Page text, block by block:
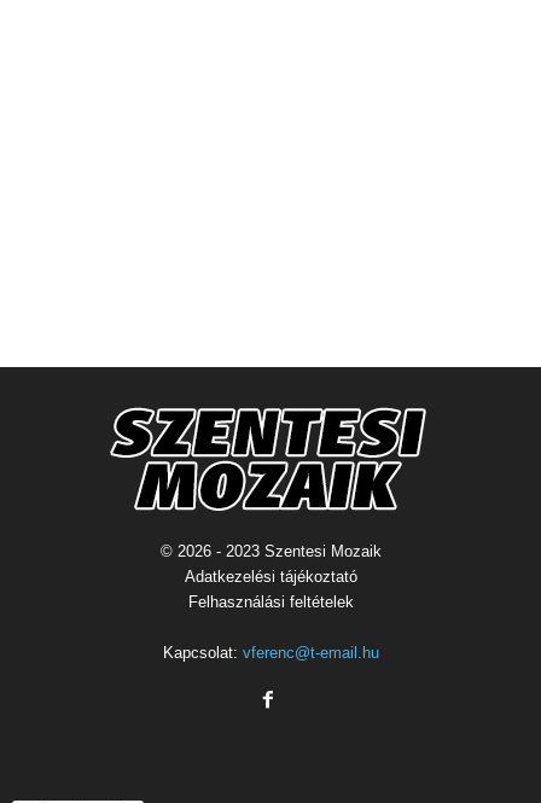
© 2026 - 2023 Szentesi Mozaik
Adatkezelési tájékoztató
Felhasználási feltételek
Kapcsolat: vferenc@t-email.hu